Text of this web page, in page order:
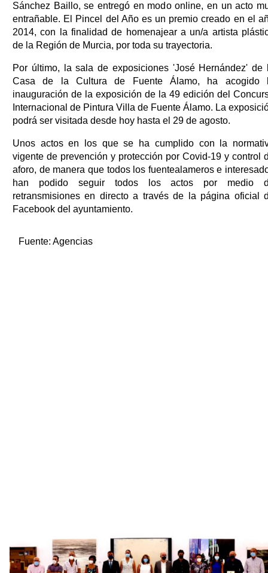
Sánchez Baillo, se entregó en modo online, en un acto
entrañable. El Pincel del Año es un premio creado en el
2014, con la finalidad de homenajear a un/a artista
de la Región de Murcia, por toda su trayectoria.
Por último, la sala de exposiciones 'José Hernández' de
Casa de la Cultura de Fuente Álamo, ha acogido
inauguración de la exposición de la 49 edición del
Internacional de Pintura Villa de Fuente Álamo. La
podrá ser visitada desde hoy hasta el 29 de agosto.
Unos actos en los que se ha cumplido con la
vigente de prevención y protección por Covid-19 y control
aforo, de manera que todos los fuentealameros e
han podido seguir todos los actos por medio
retransmisiones en directo a través de la página oficial
Facebook del ayuntamiento.
Fuente: Agencias